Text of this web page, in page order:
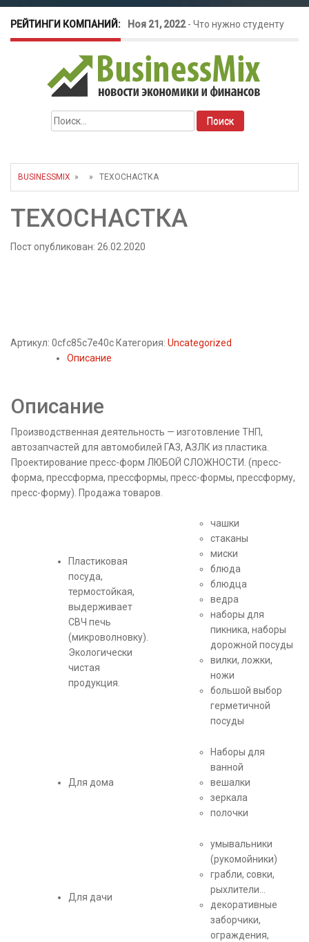
РЕЙТИНГИ КОМПАНИЙ: Ноя 21, 2022- Что нужно студенту
для открытия бизнеса?
Окт 26, 2022-Телефония для
amoCRM: лучшие инструменты для
бизнеса
Найти:
BUSINESSMIX » » ТЕХОСНАСТКА
ТЕХОСНАСТКА
Пост опубликован: 26.02.2020
Артикул: 0cfc85c7e40c Категория: Uncategorized
Описание
Описание
Производственная деятельность — изготовление ТНП,
автозапчастей для автомобилей ГАЗ, АЗЛК из пластика.
Проектирование пресс-форм ЛЮБОЙ СЛОЖНОСТИ. (пресс-
форма, прессформа, прессформы, пресс-формы, прессформу,
пресс-форму). Продажа товаров.
Пластиковая
посуда,
термостойкая,
выдерживает
СВЧ печь
(микроволновку).
Экологически
чистая
продукция.
чашки
стаканы
миски
блюда
блюдца
ведра
наборы для
пикника, наборы
дорожной посуды
вилки, ложки,
ножи
большой выбор
герметичной
посуды
Для дома
Наборы для
ванной
вешалки
зеркала
полочки
Для дачи
умывальники
(рукомойники)
грабли, совки,
рыхлители…
декоративные
заборчики,
ограждения,